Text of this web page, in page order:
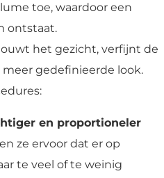
toe, waardoor een
ontstaat.
het gezicht, verfijnt de
gedefinieerde look.
en proportioneler
ze ervoor dat er op
te veel of te weinig